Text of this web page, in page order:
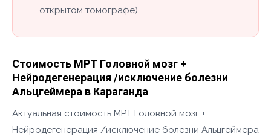
открытом томографе)
Стоимость МРТ Головной мозг +
Нейродегенерация /исключение болезни
Альцгеймера в Караганда
Актуальная стоимость МРТ Головной мозг +
Нейродегенерация /исключение болезни Альцгеймера